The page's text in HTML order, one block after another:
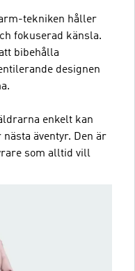
tekniken håller
fokuserad känsla.
bibehålla
designen
enkelt kan
äventyr. Den är
som alltid vill